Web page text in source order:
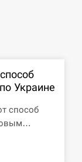
три
Харькову,
Украине
способ